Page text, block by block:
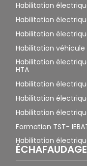
Habilitation
Habilitation
Habilitation électrique
Habilitation véhicule
Habilitation
HTA
Habilitation
Habilitation
Habilitation
Formation TST-
Habilitation